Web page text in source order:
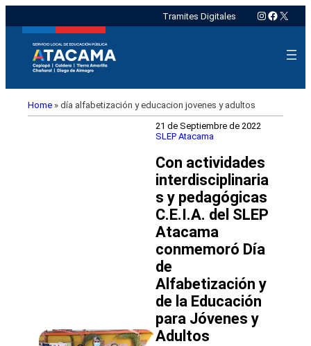
Tramites Digitales Instagram
X
Home » día alfabetización y educacion jovenes y adultos
21 de Septiembre de 2022
SLEP Atacama
Con actividades
interdisciplinaria
s y pedagógicas
C.E.I.A. del SLEP
Atacama
conmemoró Día
de
Alfabetización y
de la Educación
para Jóvenes y
Adultos